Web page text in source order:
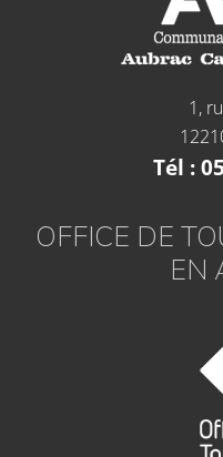
1,
Tél :
OFFICE DE
EN